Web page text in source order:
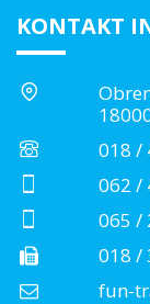
KONTAKT
018 /
062 /
065 /
018 /
fun-